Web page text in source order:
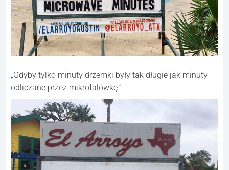
„Gdyby tylko minuty drzemki były tak długie jak minuty
odliczane przez mikrofalówkę.”